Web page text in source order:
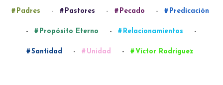
Padres - Pastores - Pecado - Predicación
- Propósito Eterno - Relacionamientos -
Santidad - Unidad - Víctor Rodríguez